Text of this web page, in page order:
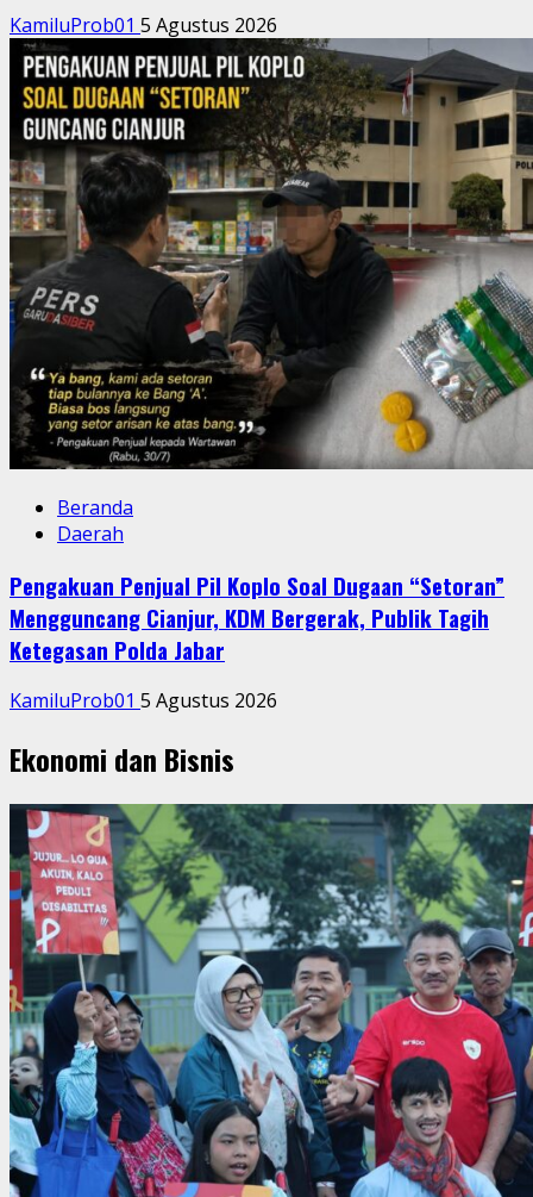
KamiluProb01 5 Agustus 2026
Beranda
Daerah
Pengakuan Penjual Pil Koplo Soal Dugaan “Setoran”
Mengguncang Cianjur, KDM Bergerak, Publik Tagih
Ketegasan Polda Jabar
KamiluProb01 5 Agustus 2026
Ekonomi dan Bisnis